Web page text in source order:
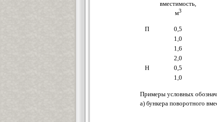
вместимость,
м3
П
0,5
1,0
1,6
2,0
Н
0,5
1,0
Примеры условных
а) бункера поворотного